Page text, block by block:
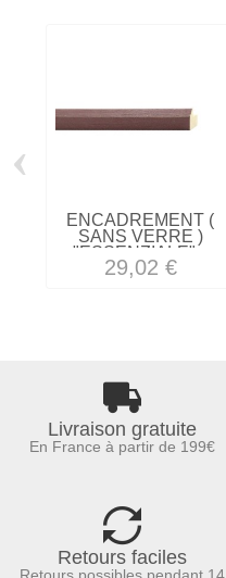
ENCADREMENT (
SANS VERRE )
"ESSENZIALE"...
29,02 €
‹
Livraison gratuite
En France à partir de 199€
Retours faciles